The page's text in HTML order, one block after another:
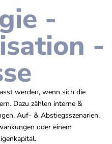
-
-
werden, wenn sich die
Dazu zählen interne &
Auf- & Abstiegsszenarien,
oder einem